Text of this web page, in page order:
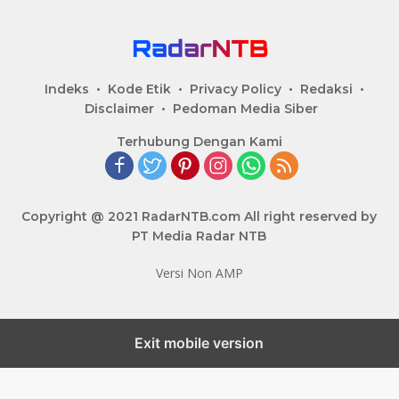
Indeks Kode Etik Privacy Policy
Redaksi
Disclaimer
Pedoman Media Siber
Terhubung Dengan Kami
Copyright @ 2021 RadarNTB.com All right reserved by
PT Media Radar NTB
Versi Non AMP
Exit mobile version